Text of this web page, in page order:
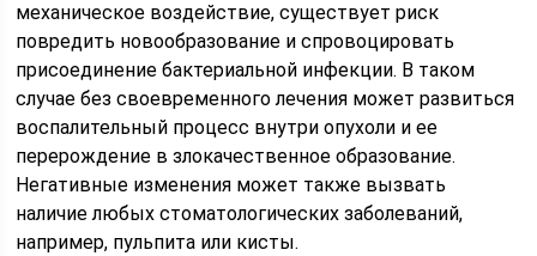
механическое воздействие, существует риск
повредить новообразование и спровоцировать
присоединение бактериальной инфекции. В таком
случае без своевременного лечения может развиться
воспалительный процесс внутри опухоли и ее
перерождение в злокачественное образование.
Негативные изменения может также вызвать
наличие любых стоматологических заболеваний,
например, пульпита или кисты.